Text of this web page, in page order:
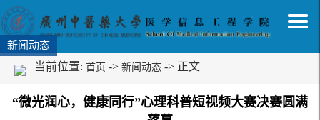
新闻动态
当前位置: 首页 -> 新闻动态 -> 正文
“微光润心，健康同行”心理科普短视频大赛决赛圆满